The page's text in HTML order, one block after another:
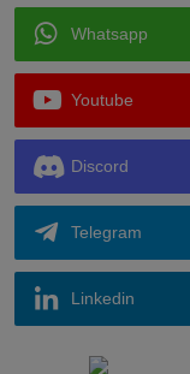
Whatsapp
Youtube
Discord
Telegram
Linkedin